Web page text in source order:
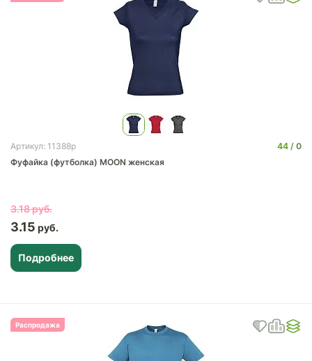
Артикул: 11388p 44
0
Фуфайка (футболка) MOON женская
3.18
3.15
Подробнее
Распродажа